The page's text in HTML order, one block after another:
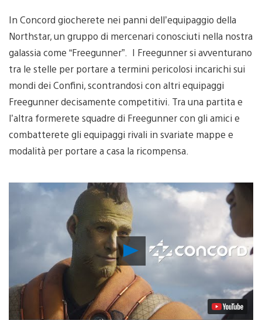
In Concord giocherete nei panni dell’equipaggio della
Northstar, un gruppo di mercenari conosciuti nella nostra
galassia come “Freegunner”. I Freegunner si avventurano
tra le stelle per portare a termini pericolosi incarichi sui
mondi dei Confini, scontrandosi con altri equipaggi
Freegunner decisamente competitivi. Tra una partita e
l’altra formerete squadre di Freegunner con gli amici e
combatterete gli equipaggi rivali in svariate mappe e
modalità per portare a casa la ricompensa.
Riproduci
video